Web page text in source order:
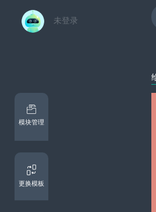
未登录
模块管理
更换模板